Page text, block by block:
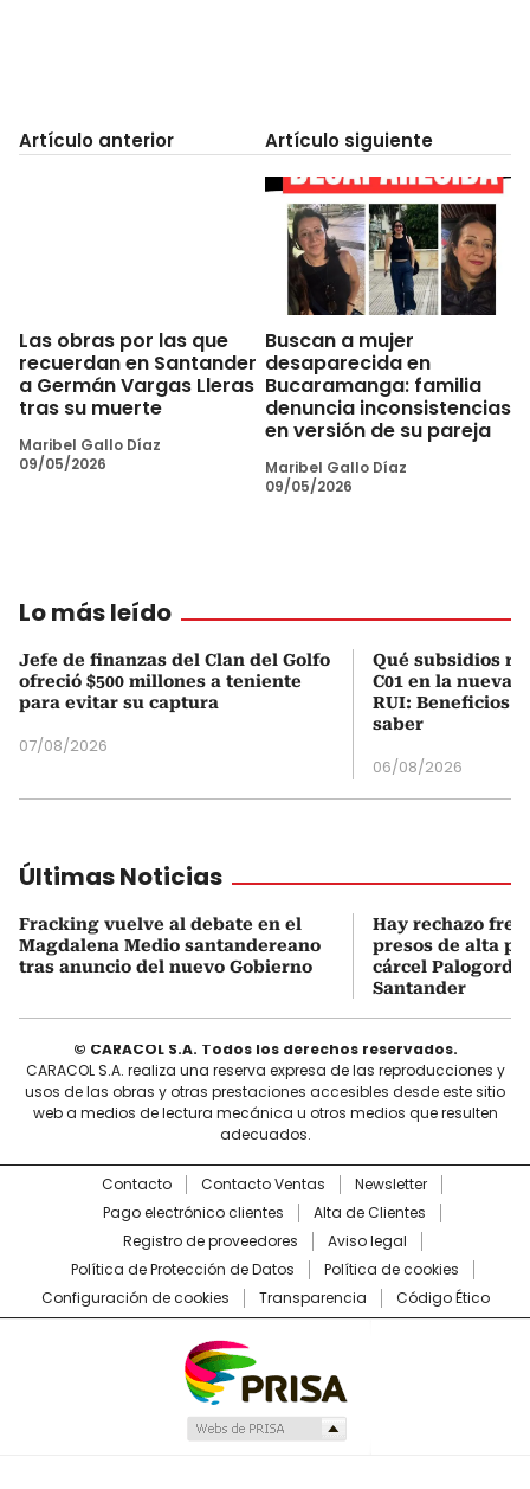
Artículo anterior
Las obras por las que
recuerdan en Santander
a Germán Vargas Lleras
tras su muerte
Maribel Gallo Díaz
09/05/2026
Artículo siguiente
Buscan a mujer
desaparecida en
Bucaramanga: familia
denuncia inconsistencias
en versión de su pareja
Maribel Gallo Díaz
09/05/2026
Lo más leído
Jefe de finanzas del Clan del Golfo
ofreció $500 millones a teniente
para evitar su captura
07/08/2026
Qué subsidios
C01 en la nueva
RUI: Beneficios
saber
06/08/2026
Últimas Noticias
Fracking vuelve al debate en el
Magdalena Medio santandereano
tras anuncio del nuevo Gobierno
Hay rechazo
presos de alta
cárcel Palogordo
Santander
© CARACOL S.A. Todos los derechos reservados.
CARACOL S.A. realiza una reserva expresa de las reproducciones y
usos de las obras y otras prestaciones accesibles desde este sitio
web a medios de lectura mecánica u otros medios que resulten
adecuados.
Contacto Contacto Ventas
Newsletter
Pago electrónico clientes
Alta de Clientes
Registro de proveedores
Aviso legal
Política de Protección de Datos
Política de cookies
Configuración de cookies
Transparencia Código Ético